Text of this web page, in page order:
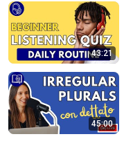
43:21
45:00